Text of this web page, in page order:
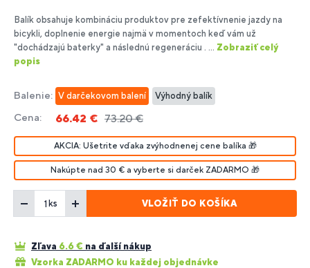
Balík obsahuje kombináciu produktov pre zefektívnenie jazdy na
bicykli, doplnenie energie najmä v momentoch keď vám už
"dochádzajú baterky" a následnú regeneráciu . ... Zobraziť celý
popis
Balenie: V darčekovom balení Výhodný balík
Cena: 73.20 €
66.42 €
AKCIA: Ušetrite vďaka zvýhodnenej cene balíka 🎁
Nakúpte nad 30 € a vyberte si darček ZADARMO 🎁
ks VLOŽIŤ DO KOŠÍKA
Zľava 6.6 € na ďalší nákup
Vzorka ZADARMO ku každej objednávke